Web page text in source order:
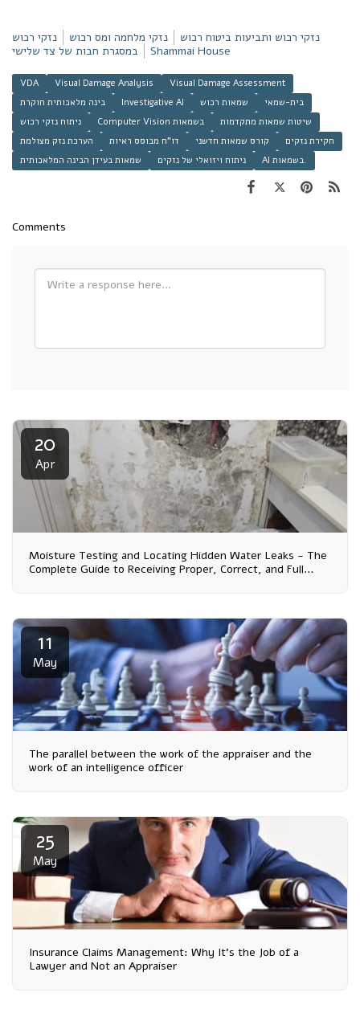
נזקי רכוש ותביעות ביטוח רכוש נזקי מלחמה ומס רכוש
נזקי רכוש
במסגרת חבות של צד שלישי
Shammai House
VDA Visual Damage Analysis
Visual Damage Assessment
בינה מלאכותית חוקרת
Investigative AI שמאות רכוש
בית-שמאי
ניתוח נזקי רכוש
Computer Vision בשמאות
שיטות שמאות מתקדמות
הערכת נזק מצולמת
דו"ח מבוסס ראיות קורס שמאות חדשני
חקירת נזקים
שמאות בעידן הבינה המלאכותית
ניתוח ויזואלי של נזקים AI בשמאות.
Comments
20
Apr
Moisture Testing and Locating Hidden Water Leaks - The
Complete Guide to Receiving Proper, Correct, and Full
11
May
The parallel between the work of the appraiser and the
work of an intelligence officer
25
May
Insurance Claims Management: Why It's the Job of a
Lawyer and Not an Appraiser